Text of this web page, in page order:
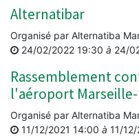
Alternatibar
Organisé par Alternatiba
24/02/2022 19:30 à 24/
Rassemblement
l'aéroport
Organisé par Alternatiba
11/12/2021 14:00 à 11/